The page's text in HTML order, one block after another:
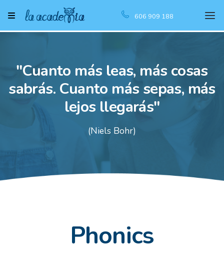
606 909 188
"Cuanto más leas, más cosas
sabrás. Cuanto más sepas, más
lejos llegarás"
(Niels Bohr)
Phonics